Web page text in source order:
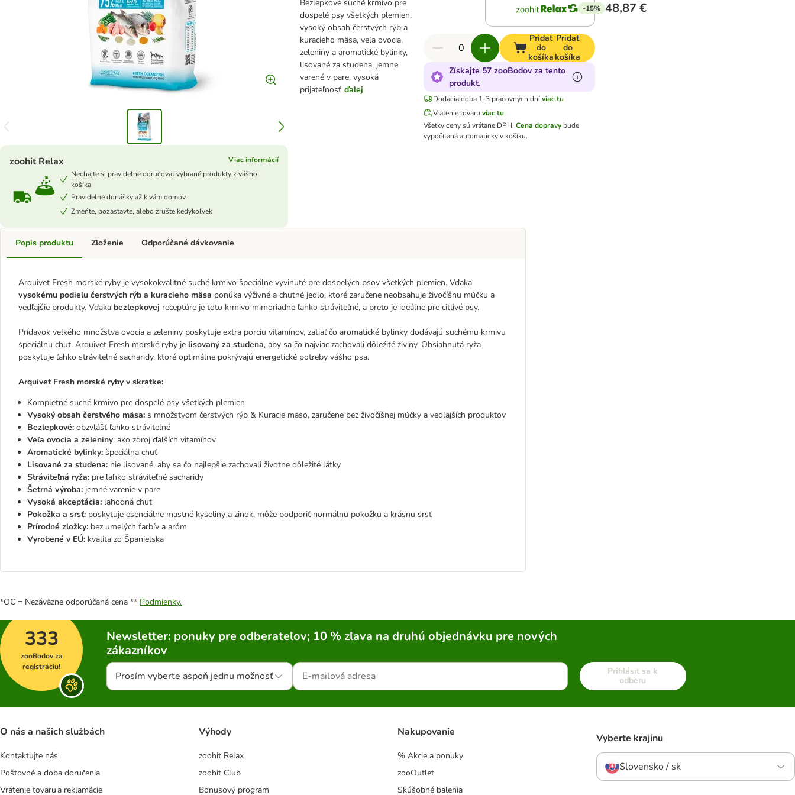
Bezlepkové suché krmivo pre
dospelé psy všetkých plemien,
vysoký obsah čerstvých rýb a
kuracieho mäsa, veľa ovocia,
zeleniny a aromatické bylinky,
lisované za studena, jemne
varené v pare, vysoká
prijateľnosť ďalej
zoohit Relax
Viac informácií
Nechajte si pravidelne doručovať vybrané produkty z vášho
košíka
Pravidelné donášky až k vám domov
Zmeňte, pozastavte, alebo zrušte kedykoľvek
-15% 48,87 €
Pridať
do
košíka
Pridať
do
košíka
Získajte 57 zooBodov za tento
produkt.
Dodacia doba 1-3 pracovných dníviac tu
Vrátenie tovaru viac tu
Všetky ceny sú vrátane DPH. Cena dopravy bude
vypočítaná automaticky v košíku.
Popis produktu
Arquivet Fresh morské ryby je vysokokvalitné suché krmivo špeciálne vyvinuté pre dospelých psov všetkých plemien. Vďaka
vysokému podielu čerstvých rýb a kuracieho mäsa ponúka výživné a chutné jedlo, ktoré zaručene neobsahuje živočíšnu múčku a
vedľajšie produkty. Vďaka bezlepkovej receptúre je toto krmivo mimoriadne ľahko stráviteľné, a preto je ideálne pre citlivé psy.
Prídavok veľkého množstva ovocia a zeleniny poskytuje extra porciu vitamínov, zatiaľ čo aromatické bylinky dodávajú suchému krmivu
špeciálnu chuť. Arquivet Fresh morské ryby je lisovaný za studena, aby sa čo najviac zachovali dôležité živiny. Obsiahnutá ryža
poskytuje ľahko stráviteľné sacharidy, ktoré optimálne pokrývajú energetické potreby vášho psa.
Arquivet Fresh morské ryby v skratke:
Kompletné suché krmivo pre dospelé psy všetkých plemien
Vysoký obsah čerstvého mäsa: s množstvom čerstvých rýb & Kuracie mäso, zaručene bez živočíšnej múčky a vedľajších produktov
Bezlepkové: obzvlášť ľahko stráviteľné
Veľa ovocia a zeleniny: ako zdroj ďalších vitamínov
Aromatické bylinky: špeciálna chuť
Lisované za studena: nie lisované, aby sa čo najlepšie zachovali životne dôležité látky
Stráviteľná ryža: pre ľahko stráviteľné sacharidy
Šetrná výroba: jemné varenie v pare
Vysoká akceptácia: lahodná chuť
Pokožka a srsť: poskytuje esenciálne mastné kyseliny a zinok, môže podporiť normálnu pokožku a krásnu srsť
Prírodné zložky: bez umelých farbív a aróm
Vyrobené v EÚ: kvalita zo Španielska
Zloženie Odporúčané dávkovanie
*OC = Nezáväzne odporúčaná cena ** Podmienky.
333
zooBodov za
registráciu!
Newsletter: ponuky pre odberateľov; 10 % zľava na druhú objednávku pre nových
zákazníkov
Prosím vyberte aspoň jednu možnosť
Prihlásiť sa k
odberu
O nás a našich službách
Kontaktujte nás
Poštovné a doba doručenia
Vrátenie tovaru a reklamácie
Výhody
zoohit Relax
zoohit Club
Bonusový program
Nakupovanie
% Akcie a ponuky
zooOutlet
Skúšobné balenia
Vyberte krajinu
Slovensko / sk